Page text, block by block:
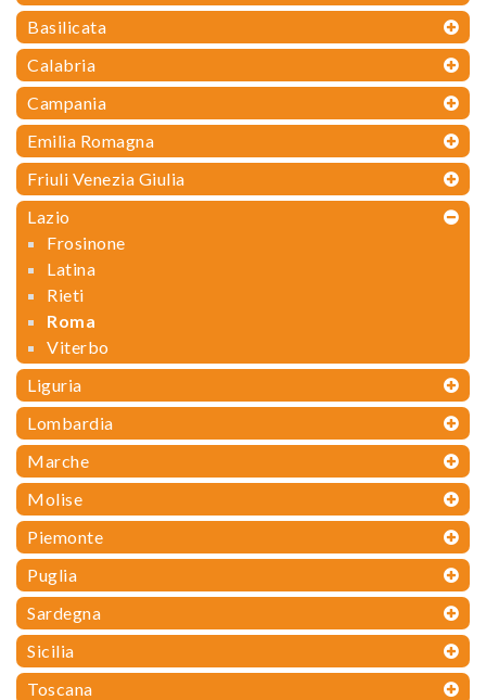
Basilicata
Calabria
Campania
Emilia Romagna
Friuli Venezia Giulia
Lazio
Frosinone
Latina
Rieti
Roma
Viterbo
Liguria
Lombardia
Marche
Molise
Piemonte
Puglia
Sardegna
Sicilia
Toscana